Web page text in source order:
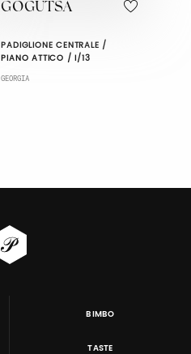
GOGUTSA
PADIGLIONE CENTRALE /
PIANO ATTICO / I/13
GEORGIA
BIMBO
TASTE